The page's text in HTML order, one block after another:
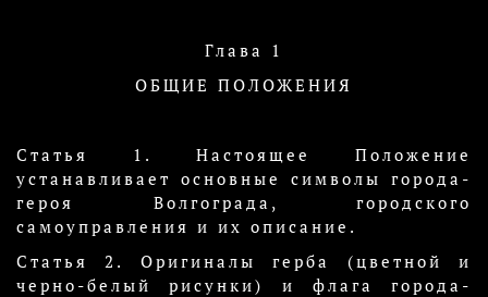
Глава 1
ОБЩИЕ ПОЛОЖЕНИЯ
Статья 1. Настоящее Положение
устанавливает основные символы города-
героя Волгограда, городского
самоуправления и их описание.
Статья 2. Оригиналы герба (цветной и
черно-белый рисунки) и флага города-